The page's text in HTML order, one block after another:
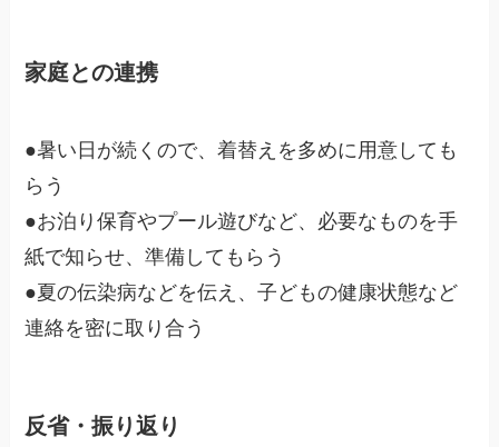
家庭との連携
●暑い日が続くので、着替えを多めに用意しても
らう
●お泊り保育やプール遊びなど、必要なものを手
紙で知らせ、準備してもらう
●夏の伝染病などを伝え、子どもの健康状態など
連絡を密に取り合う
反省・振り返り